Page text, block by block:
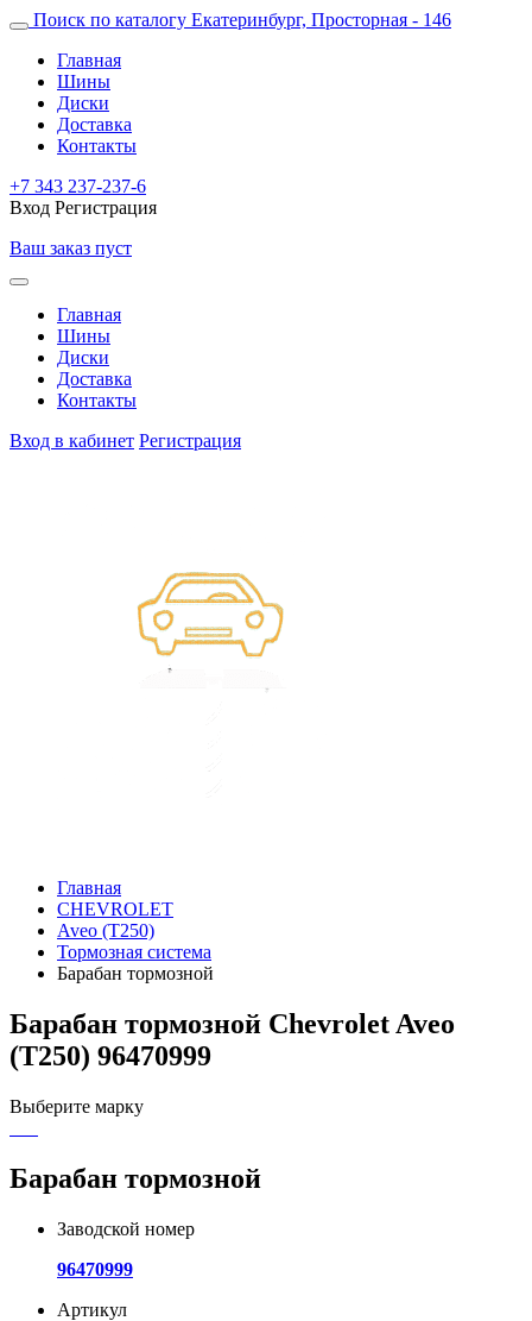
Поиск по каталогу Екатеринбург, Просторная - 146
Главная
Шины
Диски
Доставка
Контакты
+7 343 237-237-6
Вход Регистрация
Ваш заказ пуст
Главная
Шины
Диски
Доставка
Контакты
Вход в кабинет Регистрация
Главная
CHEVROLET
Aveo (T250)
Тормозная система
Барабан тормозной
Барабан тормозной Chevrolet Aveo
(T250) 96470999
Выберите марку
Барабан тормозной
Заводской номер
96470999
Артикул